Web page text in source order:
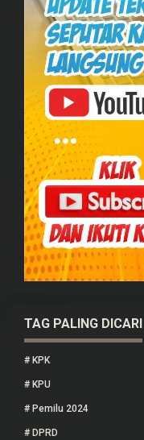
TAG PALING DICARI
# KPK
# KPU
# Pemilu 2024
# DPRD